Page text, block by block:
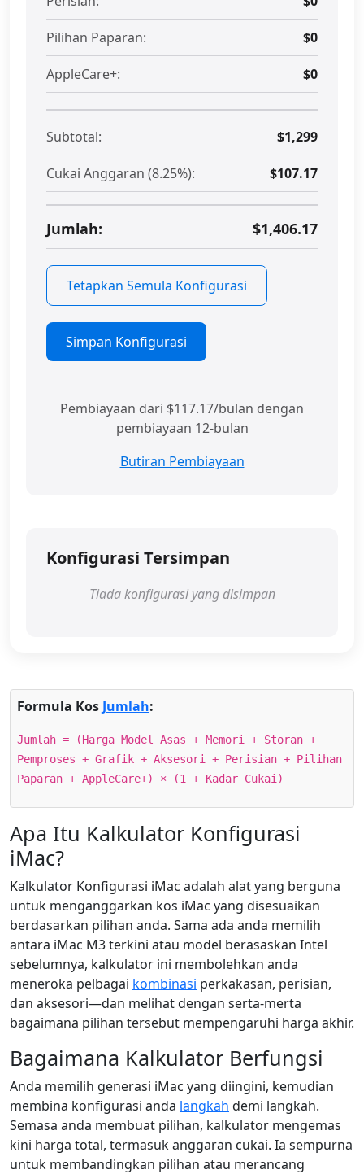
Pilihan Paparan: $0
AppleCare+: $0
Subtotal: $1,299
Cukai Anggaran (8.25%): $107.17
Jumlah: $1,406.17
Tetapkan Semula Konfigurasi
Simpan Konfigurasi
Pembiayaan dari $117.17/bulan dengan
pembiayaan 12-bulan
Butiran Pembiayaan
Konfigurasi Tersimpan
Tiada konfigurasi yang disimpan
Formula Kos Jumlah:
Jumlah = (Harga Model Asas + Memori + Storan +
Pemproses + Grafik + Aksesori + Perisian + Pilihan
Paparan + AppleCare+) × (1 + Kadar Cukai)
Apa Itu Kalkulator Konfigurasi
iMac?
Kalkulator Konfigurasi iMac adalah alat yang berguna
untuk menganggarkan kos iMac yang disesuaikan
berdasarkan pilihan anda. Sama ada anda memilih
antara iMac M3 terkini atau model berasaskan Intel
sebelumnya, kalkulator ini membolehkan anda
meneroka pelbagai kombinasi perkakasan, perisian,
dan aksesori—dan melihat dengan serta-merta
bagaimana pilihan tersebut mempengaruhi harga akhir.
Bagaimana Kalkulator Berfungsi
Anda memilih generasi iMac yang diingini, kemudian
membina konfigurasi anda langkah demi langkah.
Semasa anda membuat pilihan, kalkulator mengemas
kini harga total, termasuk anggaran cukai. Ia sempurna
untuk membandingkan pilihan atau merancang